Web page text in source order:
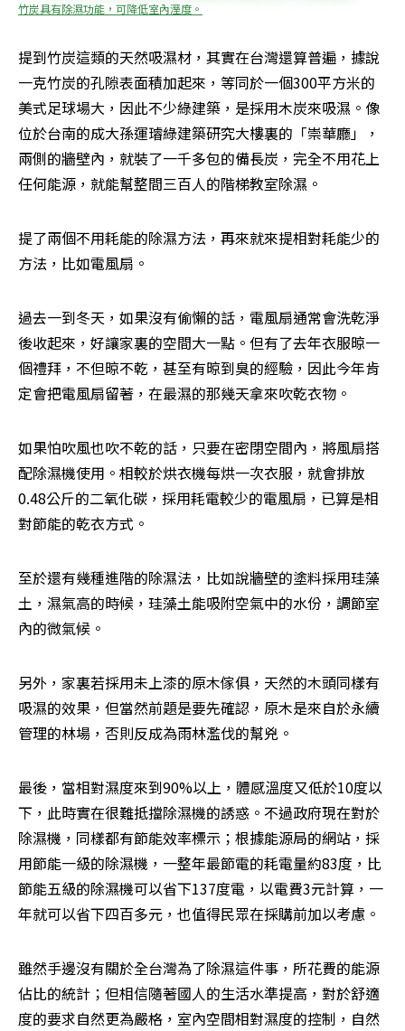
竹炭具有除濕功能，可降低室內溼度。
提到竹炭這類的天然吸濕材，其實在台灣還算普遍，據說
一克竹炭的孔隙表面積加起來，等同於一個300平方米的
美式足球場大，因此不少綠建築，是採用木炭來吸濕。像
位於台南的成大孫運璿綠建築研究大樓裏的「崇華廳」，
兩側的牆壁內，就裝了一千多包的備長炭，完全不用花上
任何能源，就能幫整間三百人的階梯教室除濕。
提了兩個不用耗能的除濕方法，再來就來提相對耗能少的
方法，比如電風扇。
過去一到冬天，如果沒有偷懶的話，電風扇通常會洗乾淨
後收起來，好讓家裏的空間大一點。但有了去年衣服晾一
個禮拜，不但晾不乾，甚至有晾到臭的經驗，因此今年肯
定會把電風扇留著，在最濕的那幾天拿來吹乾衣物。
如果怕吹風也吹不乾的話，只要在密閉空間內，將風扇搭
配除濕機使用。相較於烘衣機每烘一次衣服，就會排放
0.48公斤的二氧化碳，採用耗電較少的電風扇，已算是相
對節能的乾衣方式。
至於還有幾種進階的除濕法，比如說牆壁的塗料採用珪藻
土，濕氣高的時候，珪藻土能吸附空氣中的水份，調節室
內的微氣候。
另外，家裏若採用未上漆的原木傢俱，天然的木頭同樣有
吸濕的效果，但當然前題是要先確認，原木是來自於永續
管理的林場，否則反成為雨林濫伐的幫兇。
最後，當相對濕度來到90%以上，體感溫度又低於10度以
下，此時實在很難抵擋除濕機的誘惑。不過政府現在對於
除濕機，同樣都有節能效率標示；根據能源局的網站，採
用節能一級的除濕機，一整年最節電的耗電量約83度，比
節能五級的除濕機可以省下137度電，以電費3元計算，一
年就可以省下四百多元，也值得民眾在採購前加以考慮。
雖然手邊沒有關於全台灣為了除濕這件事，所花費的能源
佔比的統計；但相信隨著國人的生活水準提高，對於舒適
度的要求自然更為嚴格，室內空間相對濕度的控制，自然